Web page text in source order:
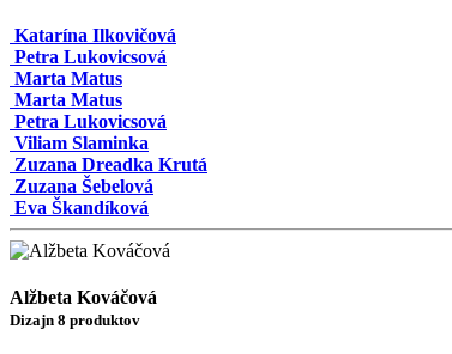
Katarína Ilkovičová
Petra Lukovicsová
Marta Matus
Marta Matus
Petra Lukovicsová
Viliam Slaminka
Zuzana Dreadka Krutá
Zuzana Šebelová
Eva Škandíková
Alžbeta Kováčová
Dizajn 8 produktov